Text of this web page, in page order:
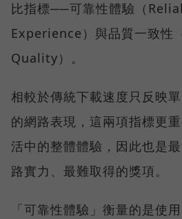
比指標──可靠性體驗（
Experience）與品質一致性
Quality）。
相較於傳統下載速度只反映
的網路表現，這兩項指標更
活中的整體體驗，因此也是
路實力、最難取得的獎項。
「可靠性體驗」衡量的是使